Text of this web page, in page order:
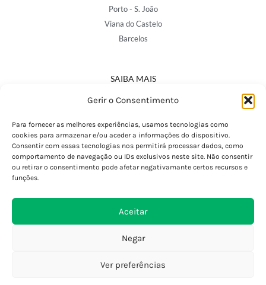
Gerir o Consentimento
Para fornecer as melhores experiências, usamos tecnologias como
cookies para armazenar e/ou aceder a informações do dispositivo.
Consentir com essas tecnologias nos permitirá processar dados, como
comportamento de navegação ou IDs exclusivos neste site. Não consentir
ou retirar o consentimento pode afetar negativamante certos recursos e
funções.
Aceitar
Negar
Ver preferências
Porto - S. João
Viana do Castelo
Barcelos
SAIBA MAIS
Política de Privacidade
Termos e Condições
Perguntas Frequentes
Custos de Envio
Encomendas Internacionais
Devoluções e Trocas